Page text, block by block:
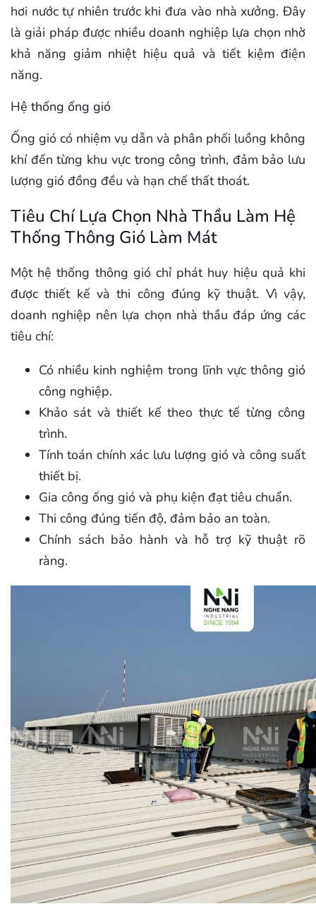
hơi nước tự nhiên trước khi đưa vào nhà xưởng. Đây
là giải pháp được nhiều doanh nghiệp lựa chọn nhờ
khả năng giảm nhiệt hiệu quả và tiết kiệm điện
năng.
Hệ thống ống gió
Ống gió có nhiệm vụ dẫn và phân phối luồng không
khí đến từng khu vực trong công trình, đảm bảo lưu
lượng gió đồng đều và hạn chế thất thoát.
Tiêu Chí Lựa Chọn Nhà Thầu Làm Hệ
Thống Thông Gió Làm Mát
Một hệ thống thông gió chỉ phát huy hiệu quả khi
được thiết kế và thi công đúng kỹ thuật. Vì vậy,
doanh nghiệp nên lựa chọn nhà thầu đáp ứng các
tiêu chí:
Có nhiều kinh nghiệm trong lĩnh vực thông gió
công nghiệp.
Khảo sát và thiết kế theo thực tế từng công
trình.
Tính toán chính xác lưu lượng gió và công suất
thiết bị.
Gia công ống gió và phụ kiện đạt tiêu chuẩn.
Thi công đúng tiến độ, đảm bảo an toàn.
Chính sách bảo hành và hỗ trợ kỹ thuật rõ
ràng.